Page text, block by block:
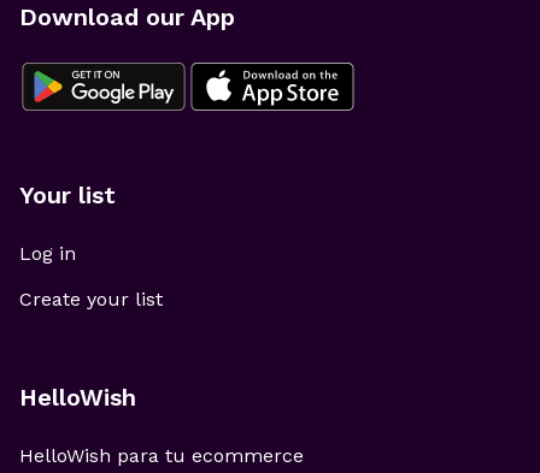
Download our App
Your list
Log in
Create your list
HelloWish
HelloWish para tu ecommerce